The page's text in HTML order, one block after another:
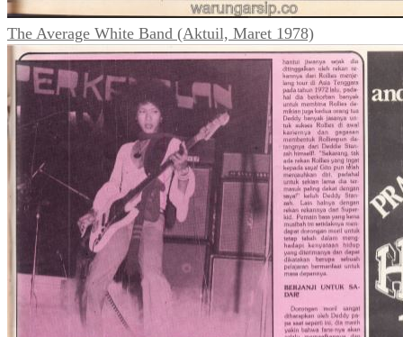
The Average White Band (Aktuil, Maret 1978)